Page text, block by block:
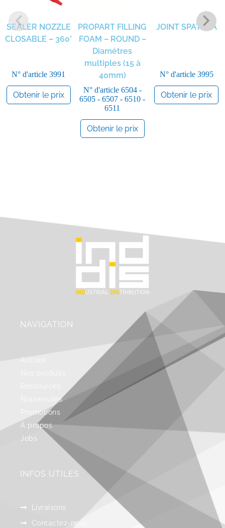
SEALER NOZZLE
CLOSABLE – 360°
N° d'article 3991
Obtenir le prix
PROPART FILLING
FOAM – ROUND –
Diamètres
multiples (15 à
40mm)
N° d'article 6504 -
6505 - 6507 - 6510 -
6511
Obtenir le prix
JOINT SPATULA
N° d'article 3995
Obtenir le prix
NAVIGATION
Accueil
Nouveautés
Promotions
À propos
Jobs
INFOS UTILES
Livraisons
Contactez-nous